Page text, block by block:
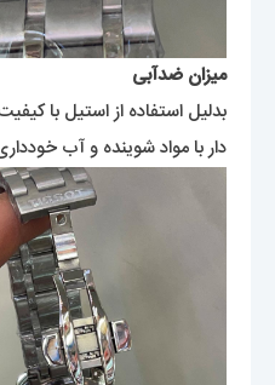
میزان ضدآبی
بدلیل استفاده از استیل با
دار با مواد شوینده و آب